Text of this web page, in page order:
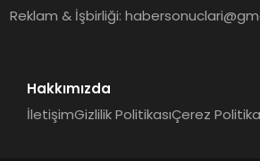
Reklam & İşbirliği:
Hakkımızda
İletişimGizlilik PolitikasıÇerez